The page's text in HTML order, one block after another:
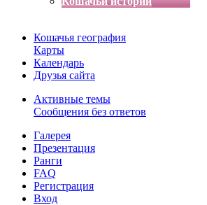
Кошачья география
Карты
Календарь
Друзья сайта
Активные темы
Сообщения без ответов
Галерея
Презентация
Ранги
FAQ
Регистрация
Вход